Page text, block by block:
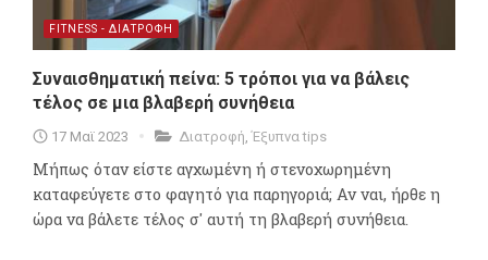
FITNESS - ΔΙΑΤΡΟΦΗ
Συναισθηματική πείνα: 5 τρόποι για να βάλεις
τέλος σε μια βλαβερή συνήθεια
17 Μαϊ 2023 Διατροφή ,Έξυπνα tips
Mήπως όταν είστε αγχωμένη ή στενοχωρημένη
καταφεύγετε στο φαγητό για παρηγοριά; Αν ναι, ήρθε η
ώρα να βάλετε τέλος σ' αυτή τη βλαβερή συνήθεια.